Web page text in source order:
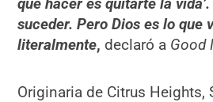
que hacer es quitarte la
suceder. Pero Dios es lo que
literalmente, declaró a Good
Originaria de Citrus Heights,